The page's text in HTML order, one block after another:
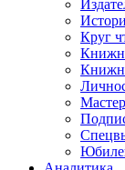
Круг